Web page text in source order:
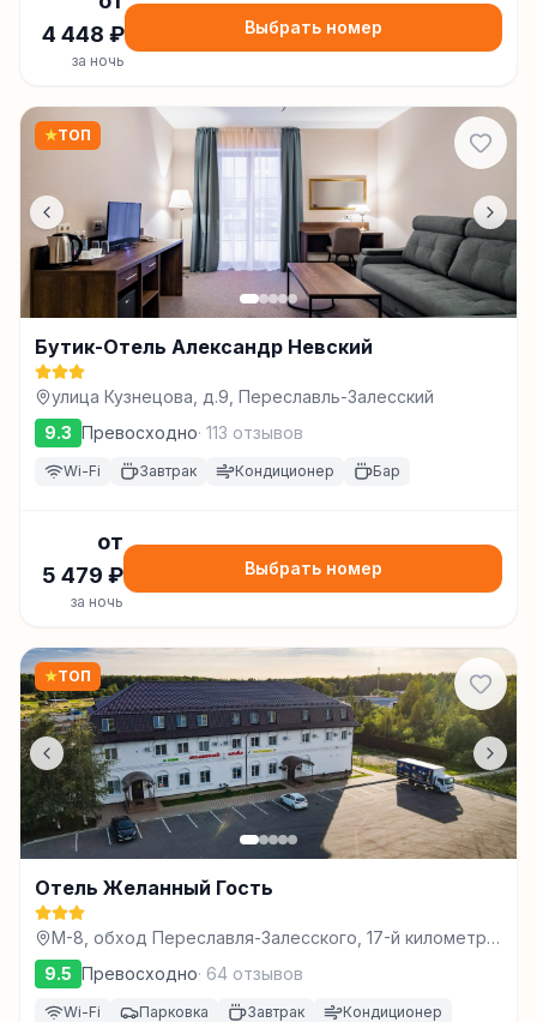
4 448 ₽
за ночь
Выбрать номер
★ТОП
Бутик-Отель Александр Невский
улица Кузнецова, д.9, Переславль-Залесский
9.3 Превосходно· 113 отзывов
Wi-Fi Завтрак Кондиционер Бар
от
5 479 ₽
за ночь
Выбрать номер
★ТОП
Отель Желанный Гость
М-8, обход Переславля-Залесского, 17-й километр,
д. 1, Переславль-Залесский
9.5 Превосходно· 64 отзывов
Wi-Fi Парковка Завтрак Кондиционер